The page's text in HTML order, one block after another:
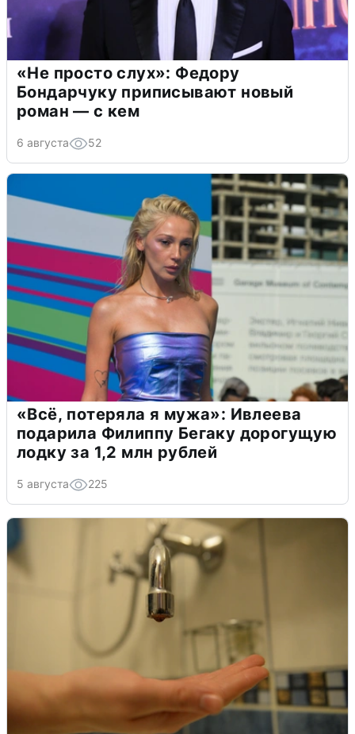
«Не просто слух»: Федору
Бондарчуку приписывают новый
роман — с кем
6 августа 52
«Всё, потеряла я мужа»: Ивлеева
подарила Филиппу Бегаку дорогущую
лодку за 1,2 млн рублей
5 августа 225